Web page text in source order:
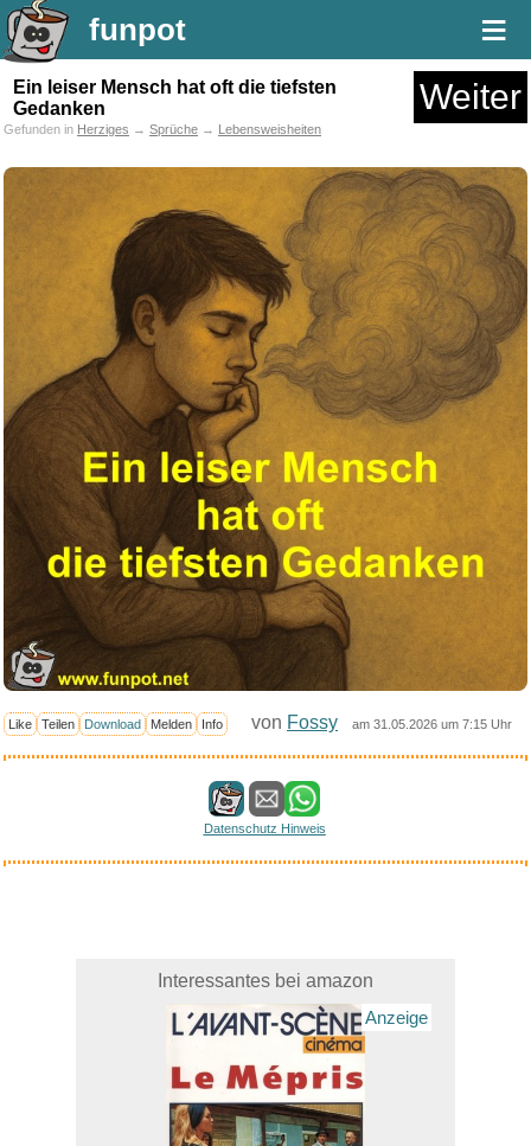
funpot ≡
Ein leiser Mensch hat oft die tiefsten
Gedanken
Weiter
Gefunden in Herziges → Sprüche → Lebensweisheiten
Like Teilen Download Melden Info von Fossy am 31.05.2026 um 7:15 Uhr
Datenschutz Hinweis
Interessantes bei amazon
Anzeige